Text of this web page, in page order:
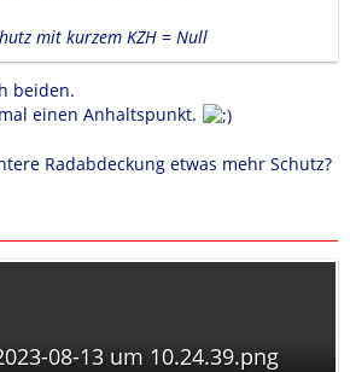
mit kurzem KZH = Null
beiden.
einen Anhaltspunkt.
Radabdeckung etwas mehr Schutz?
08-13 um 10.24.39.png